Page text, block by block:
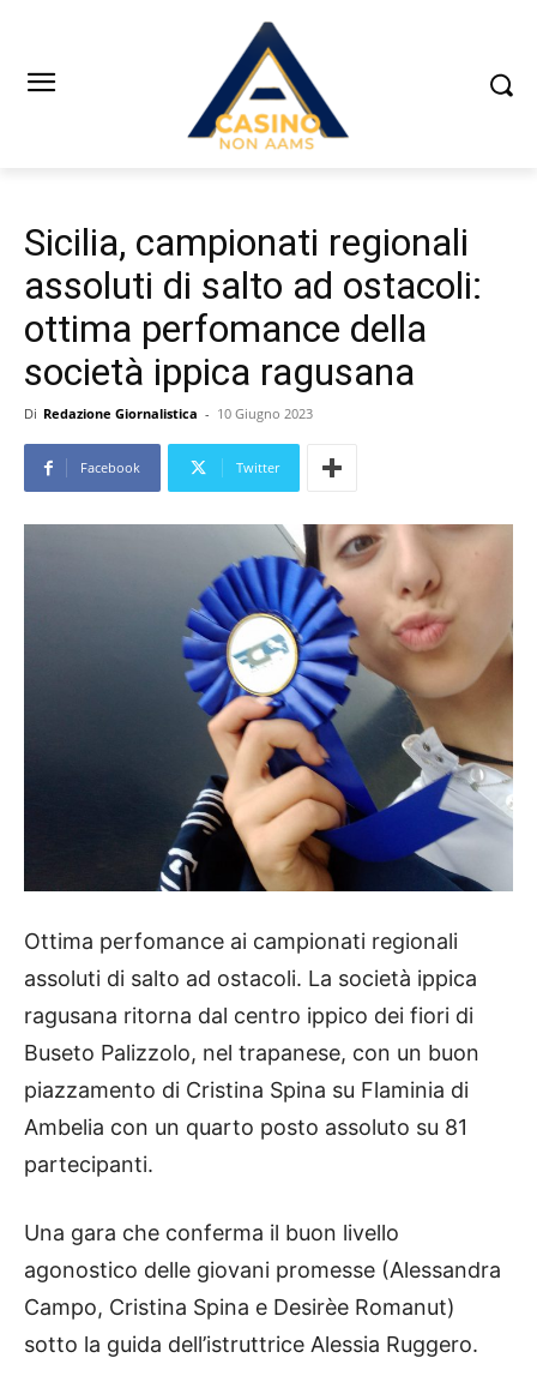
Sicilia, campionati regionali
assoluti di salto ad ostacoli:
ottima perfomance della
società ippica ragusana
Di Redazione Giornalistica - 10 Giugno 2023
Facebook Twitter
Ottima perfomance ai campionati regionali
assoluti di salto ad ostacoli. La società ippica
ragusana ritorna dal centro ippico dei fiori di
Buseto Palizzolo, nel trapanese, con un buon
piazzamento di Cristina Spina su Flaminia di
Ambelia con un quarto posto assoluto su 81
partecipanti.
Una gara che conferma il buon livello
agonostico delle giovani promesse (Alessandra
Campo, Cristina Spina e Desirèe Romanut)
sotto la guida dell’istruttrice Alessia Ruggero.